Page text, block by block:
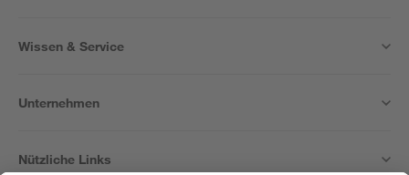
Wissen & Service
Unternehmen
Nützliche Links